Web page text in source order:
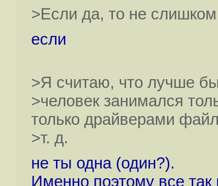
>Если да, то не
если
>Я считаю, что лучше
>человек занимался
только драйверами
>т. д.
не ты одна (один?).
Именно поэтому все